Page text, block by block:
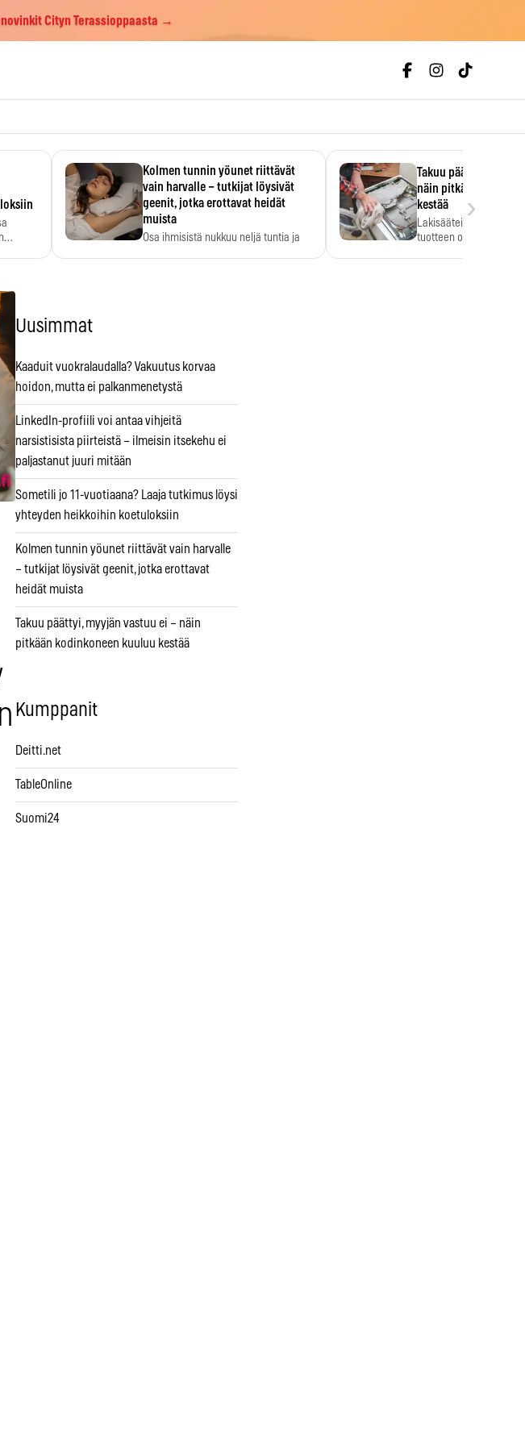
Cityn Terassioppaasta →
Kolmen tunnin yöunet riittävät
vain harvalle – tutkijat löysivät
geenit, jotka erottavat heidät
muista
Osa ihmisistä nukkuu neljä tuntia ja
Takuu päättyi,
näin pitkään
kestää
Lakisääteinen
tuotteen oletetun
›
Uusimmat
Kaaduit vuokralaudalla? Vakuutus korvaa
hoidon, mutta ei palkanmenetystä
LinkedIn-profiili voi antaa vihjeitä
narsistisista piirteistä – ilmeisin itsekehu ei
paljastanut juuri mitään
Sometili jo 11-vuotiaana? Laaja tutkimus löysi
yhteyden heikkoihin koetuloksiin
Kolmen tunnin yöunet riittävät vain harvalle
– tutkijat löysivät geenit, jotka erottavat
heidät muista
Takuu päättyi, myyjän vastuu ei – näin
pitkään kodinkoneen kuuluu kestää
Kumppanit
Deitti.net
TableOnline
Suomi24